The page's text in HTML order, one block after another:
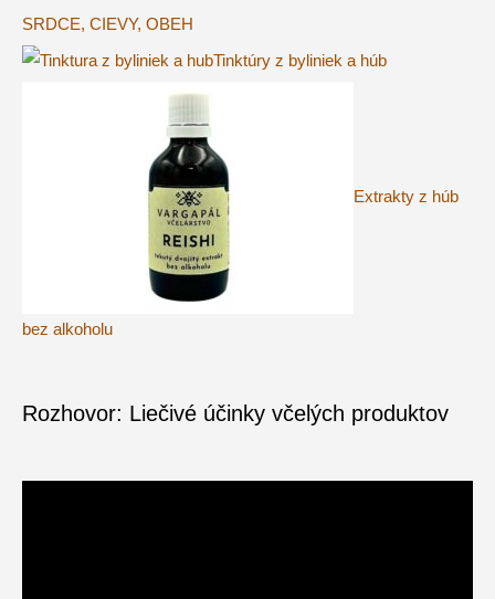
SRDCE, CIEVY, OBEH
Tinktúry z byliniek a húb
Extrakty z húb
bez alkoholu
Rozhovor: Liečivé účinky včelých produktov